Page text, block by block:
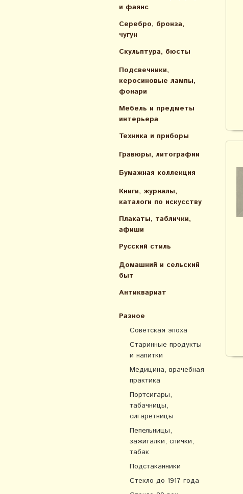
и фаянс
Серебро, бронза,
чугун
Скульптура, бюсты
Подсвечники,
керосиновые лампы,
фонари
Мебель и предметы
интерьера
Техника и приборы
Гравюры, литографии
Бумажная коллекция
Книги, журналы,
каталоги по искусcтву
Плакаты, таблички,
афиши
Русский стиль
Домашний и сельский
быт
Антиквариат
Разное
Советская эпоха
Старинные продукты
и напитки
Медицина, врачебная
практика
Портсигары,
табачницы,
сигаретницы
Пепельницы,
зажигалки, спички,
табак
Подстаканники
Стекло до 1917 года